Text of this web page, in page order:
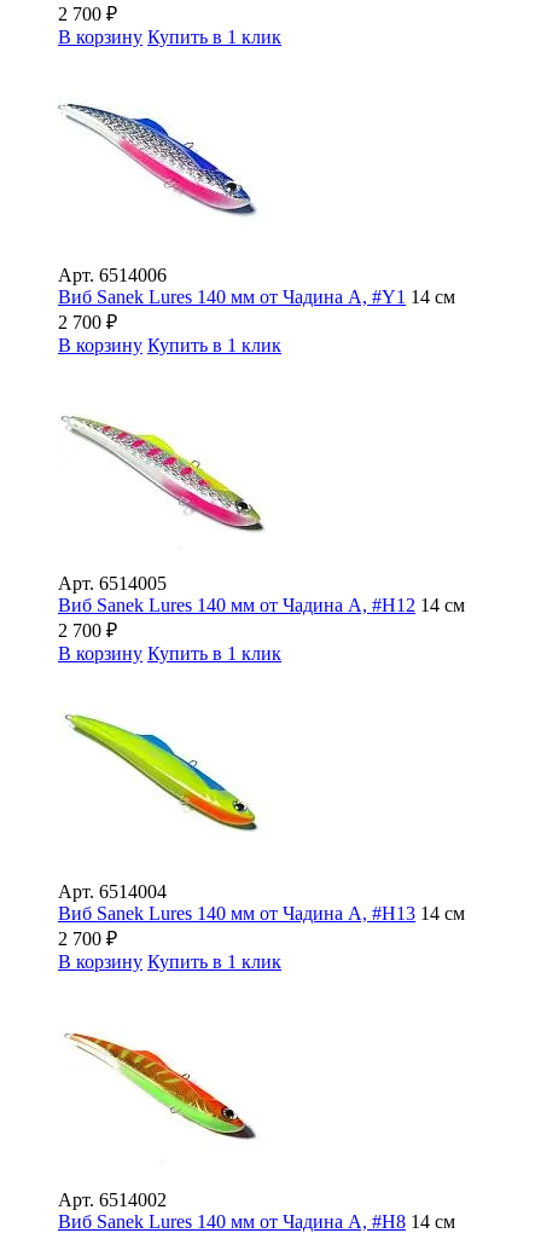
2 700 ₽
В корзину Купить в 1 клик
Арт. 6514006
Виб Sanek Lures 140 мм от Чадина А, #Y1 14 см
2 700 ₽
В корзину Купить в 1 клик
Арт. 6514005
Виб Sanek Lures 140 мм от Чадина А, #Н12 14 см
2 700 ₽
В корзину Купить в 1 клик
Арт. 6514004
Виб Sanek Lures 140 мм от Чадина А, #Н13 14 см
2 700 ₽
В корзину Купить в 1 клик
Арт. 6514002
Виб Sanek Lures 140 мм от Чадина А, #Н8 14 см